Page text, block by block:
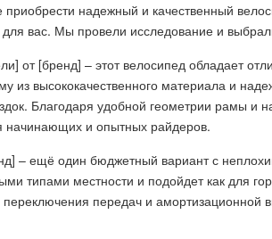
приобрести надежный и качественный
для вас. Мы провели исследование и
от [бренд] – этот велосипед обладает
из высококачественного материала и
Благодаря удобной геометрии рамы и
начинающих и опытных райдеров.
– ещё один бюджетный вариант с
типами местности и подойдет как для
передач и амортизационной